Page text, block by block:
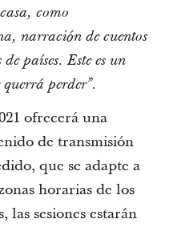
como
narración de cuentos
países. Este es un
perder”.
ofrecerá una
de transmisión
que se adapte a
horarias de los
las sesiones estarán